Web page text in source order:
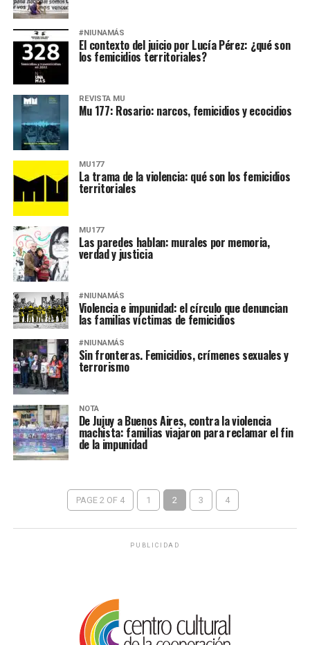
#NIUNAMÁS
El contexto del juicio por Lucía Pérez: ¿qué son
los femicidios territoriales?
REVISTA MU
Mu 177: Rosario: narcos, femicidios y ecocidios
MU177
La trama de la violencia: qué son los femicidios
territoriales
MU177
Las paredes hablan: murales por memoria,
verdad y justicia
#NIUNAMÁS
Violencia e impunidad: el círculo que denuncian
las familias víctimas de femicidios
#NIUNAMÁS
Sin fronteras. Femicidios, crímenes sexuales y
terrorismo
NOTA
De Jujuy a Buenos Aires, contra la violencia
machista: familias viajaron para reclamar el fin
de la impunidad
PAGE 2 OF 4 1 2 3 4
PUBLICIDAD